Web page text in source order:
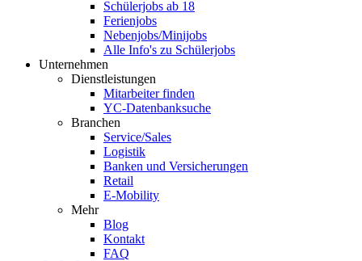
Schülerjobs ab 18
Ferienjobs
Nebenjobs/Minijobs
Alle Info's zu Schülerjobs
Unternehmen
Dienstleistungen
Mitarbeiter finden
YC-Datenbanksuche
Branchen
Service/Sales
Logistik
Banken und Versicherungen
Retail
E-Mobility
Mehr
Blog
Kontakt
FAQ